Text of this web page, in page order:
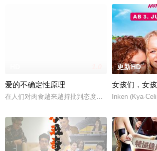
面面觀，其中「Truth orDare」大膽遊戲更表達時下
敌军士兵在忘记边境的哪一边是哪一边后，陷入了
爱的不确定性原理
在人们对肉食越来越持批判态度的时代，做一名屠
更新HD
女孩们，女孩
Inken (Kya-